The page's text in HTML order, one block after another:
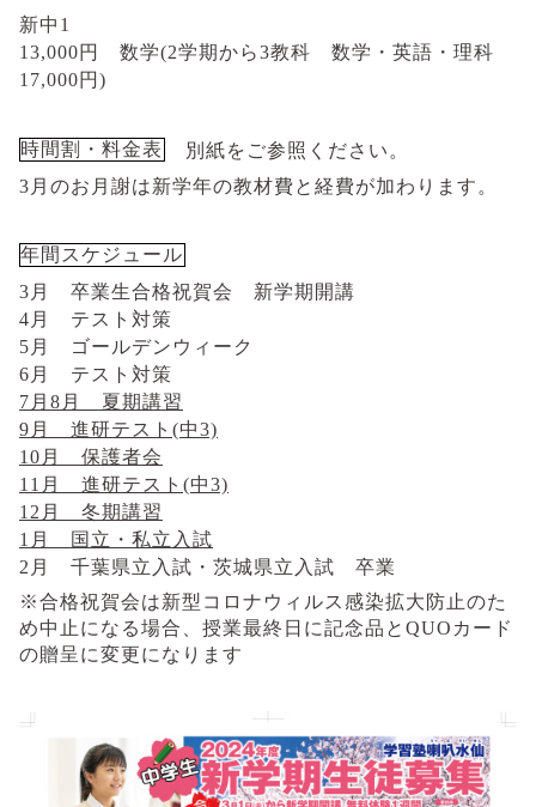
新中 1
13,000円 数学(2学期から3教科 数学・英語・理科
17,000円 )
時間割・料金表
別紙をご参照ください。
3 月のお月謝は新学年の教材費と経費が加わります。
年間スケジュール
3 月 卒業生合格祝賀会 新学期開講
4 月 テスト対策
5 月 ゴールデンウィーク
6 月 テスト対策
7 月 8 月 夏期講習
9 月 進研テスト (中3)
10 月 保護者会
11 月 進研テスト (中3)
12 月 冬期講習
1 月 国立・私立入試
2 月 千葉県立入試・茨城県立入試 卒業
※合格祝賀会は新型コロナウィルス感染拡大防止のた
め中止になる場合、授業最終日に記念品とQUOカード
の贈呈に変更になります